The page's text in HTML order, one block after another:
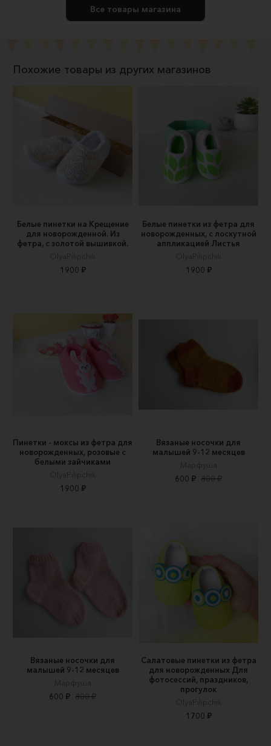
Все товары магазина
Похожие товары из других магазинов
Белые пинетки на Крещение
для новорожденной. Из
фетра, с золотой вышивкой.
OlyaPilipchik
1900 ₽
Белые пинетки из фетра для
новорожденных, c лоскутной
аппликацией Листья
OlyaPilipchik
1900 ₽
Пинетки - моксы из фетра для
новорожденных, розовые с
белыми зайчиками
OlyaPilipchik
1900 ₽
Вязаные носочки для
малышей 9-12 месяцев
Марфуша
600 ₽ 800 ₽
Вязаные носочки для
малышей 9-12 месяцев
Марфуша
600 ₽ 800 ₽
Салатовые пинетки из фетра
для новорожденных Для
фотосессий, праздников,
прогулок
OlyaPilipchik
1700 ₽